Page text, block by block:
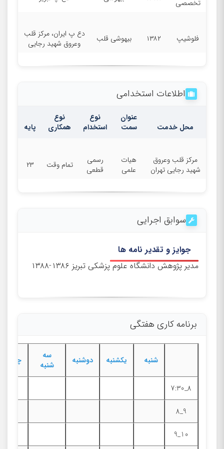
تخصصی
فلوشیپ ۱۳۸۲ بیهوشی قلب
دع پ ایران، مرکز قلب
وعروق شهید رجایی
اطلاعات استخدامی
محل خدمت
عنوان
سمت
نوع
استخدام
نوع
همکاری
پایه
مرکز قلب وعروق
شهید رجایی تهران
هیات
علمی
رسمی
قطعی
تمام وقت ۲۳
سوابق اجرایی
جوایز و تقدیر نامه ها
مدیر پژوهش دانشگاه علوم پزشکی تبریز ۱۳۸۶-۱۳۸۸
برنامه کاری هفتگی
شنبه یکشنبه دوشنبه
سه
شنبه
8_7:30
9_8
10_9